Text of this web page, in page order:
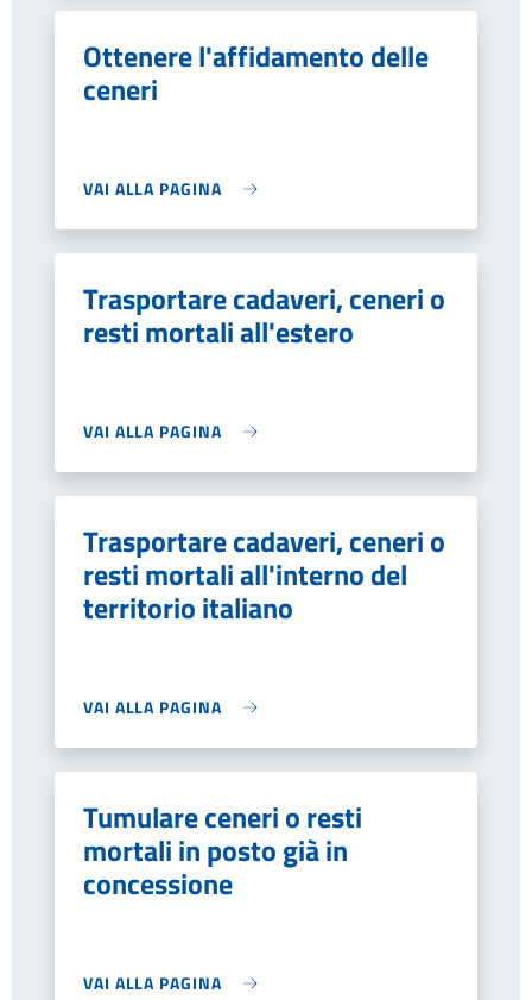
Ottenere l'affidamento delle
ceneri
VAI ALLA PAGINA
Trasportare cadaveri, ceneri o
resti mortali all'estero
VAI ALLA PAGINA
Trasportare cadaveri, ceneri o
resti mortali all'interno del
territorio italiano
VAI ALLA PAGINA
Tumulare ceneri o resti
mortali in posto già in
concessione
VAI ALLA PAGINA